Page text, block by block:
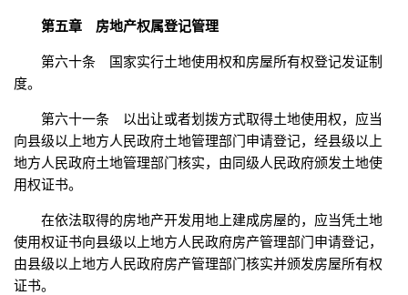
第五章 房地产权属登记管理
第六十条 国家实行土地使用权和房屋所有权登记发证制
度。
第六十一条 以出让或者划拨方式取得土地使用权，应当
向县级以上地方人民政府土地管理部门申请登记，经县级以上
地方人民政府土地管理部门核实，由同级人民政府颁发土地使
用权证书。
在依法取得的房地产开发用地上建成房屋的，应当凭土地
使用权证书向县级以上地方人民政府房产管理部门申请登记，
由县级以上地方人民政府房产管理部门核实并颁发房屋所有权
证书。